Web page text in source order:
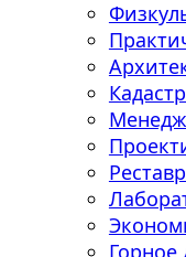
Горное